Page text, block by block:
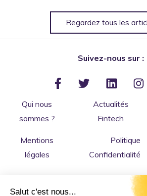
Regardez tous les
Suivez-nous sur :
Qui nous
sommes ?
Actualités
Fintech
Mentions
légales
Politique
Confidentialité
Salut c'est nous...